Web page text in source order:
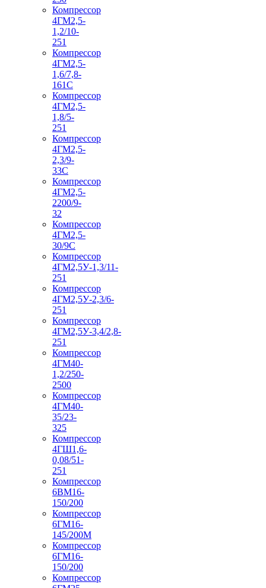
Компрессор
4ГМ2,5-
1,2/10-
251
Компрессор
4ГМ2,5-
1,6/7,8-
161С
Компрессор
4ГМ2,5-
1,8/5-
251
Компрессор
4ГМ2,5-
2,3/9-
33С
Компрессор
4ГМ2,5-
2200/9-
32
Компрессор
4ГМ2,5-
30/9С
Компрессор
4ГМ2,5У-1,3/11-
251
Компрессор
4ГМ2,5У-2,3/6-
251
Компрессор
4ГМ2,5У-3,4/2,8-
251
Компрессор
4ГМ40-
1,2/250-
2500
Компрессор
4ГМ40-
35/23-
325
Компрессор
4ГШ1,6-
0,08/51-
251
Компрессор
6ВМ16-
150/200
Компрессор
6ГМ16-
145/200М
Компрессор
6ГМ16-
150/200
Компрессор